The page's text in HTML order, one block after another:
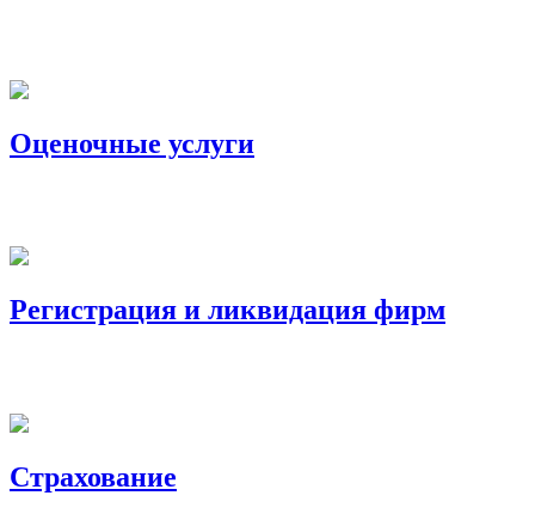
Оценочные услуги
Регистрация и ликвидация фирм
Страхование